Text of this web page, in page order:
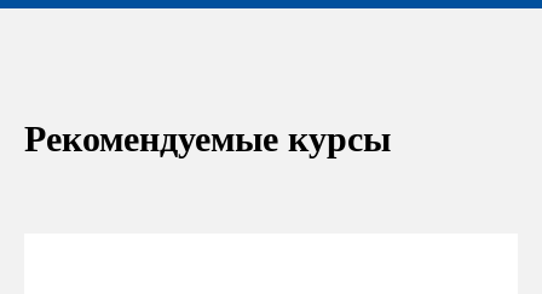
Рекомендуемые курсы